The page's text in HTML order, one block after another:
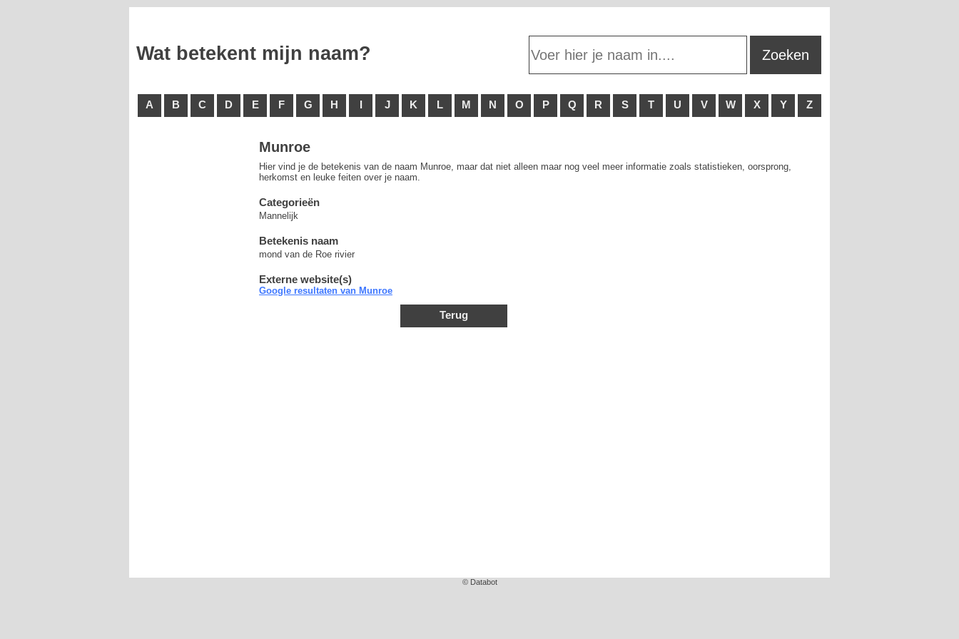
Wat betekent mijn naam?
A B C D E F G H J K L M N O P Q R S T U V W X Y Z
Munroe
Hier vind je de betekenis van de naam Munroe, maar dat niet alleen maar nog veel meer informatie zoals statistieken, oorsprong,
herkomst en leuke feiten over je naam.
Categorieën
Mannelijk
Betekenis naam
mond van de Roe rivier
Externe website(s)
Google resultaten van Munroe
Terug
© Databot